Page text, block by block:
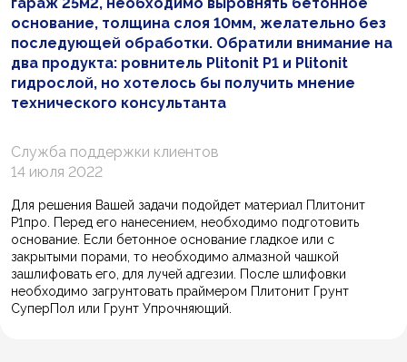
основание, толщина слоя 10мм, желательно без
последующей обработки. Обратили внимание на
два продукта: ровнитель Plitonit P1 и Plitonit
гидрослой, но хотелось бы получить мнение
технического консультанта
Служба поддержки клиентов
14 июля 2022
Для решения Вашей задачи подойдет материал Плитонит
Р1про. Перед его нанесением, необходимо подготовить
основание. Если бетонное основание гладкое или с
закрытыми порами, то необходимо алмазной чашкой
зашлифовать его, для лучей адгезии. После шлифовки
необходимо загрунтовать праймером Плитонит Грунт
СуперПол или Грунт Упрочняющий.